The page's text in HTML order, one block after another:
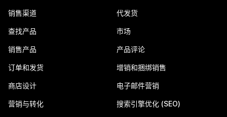
销售渠道
查找产品
销售产品
订单和发货
商店设计
营销与转化
代发货
市场
产品评论
增销和捆绑销售
电子邮件营销
搜索引擎优化 (SEO)